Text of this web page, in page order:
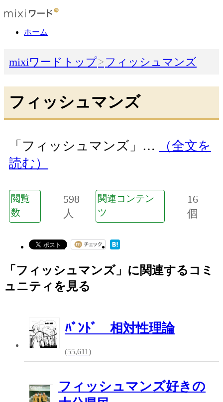
ホーム
mixiワードトップ フィッシュマンズ
フィッシュマンズ
「フィッシュマンズ」…
（全文を
読む）
閲覧
数
598
人
関連コンテン
ツ
16
個
「フィッシュマンズ」に関連するコミ
ュニティを見る
ﾊﾞﾝﾄﾞ 相対性理論
(55,611)
フィッシュマンズ好きの